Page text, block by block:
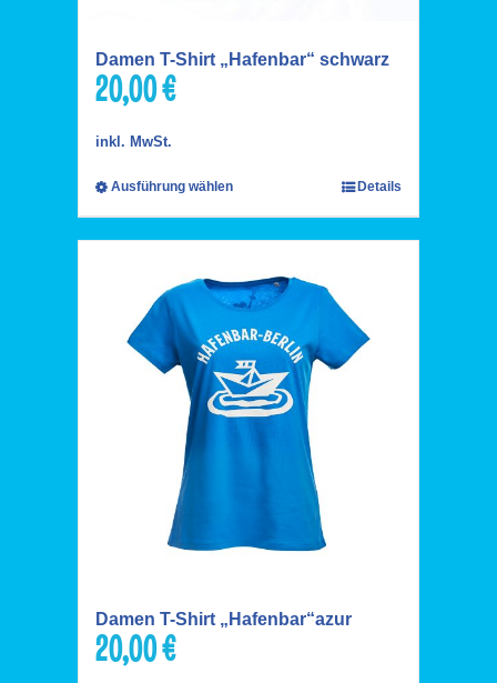
Damen T-Shirt „Hafenbar“ schwarz
20,00€
inkl. MwSt.
Ausführung wählen Details
Damen T-Shirt „Hafenbar“azur
20,00€